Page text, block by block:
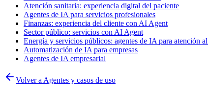
Atención sanitaria: experiencia digital del paciente
Agentes de IA para servicios profesionales
Finanzas: experiencia del cliente con AI Agent
Sector público: servicios con AI Agent
Energía y servicios públicos: agentes de IA para atención
Automatización de IA para empresas
Agentes de IA empresarial
Volver a Agentes y casos de uso